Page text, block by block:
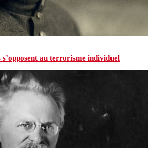
au terrorisme individuel